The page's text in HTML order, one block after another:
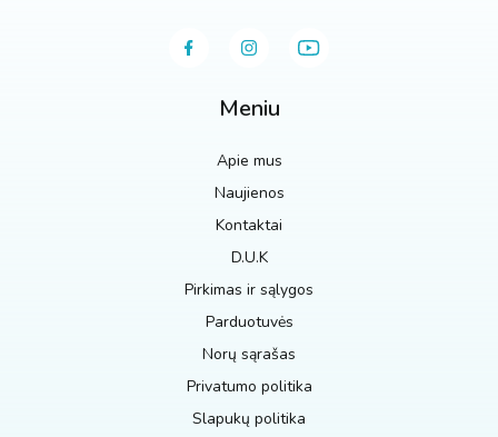
Meniu
Apie mus
Naujienos
Kontaktai
D.U.K
Pirkimas ir sąlygos
Parduotuvės
Norų sąrašas
Privatumo politika
Slapukų politika